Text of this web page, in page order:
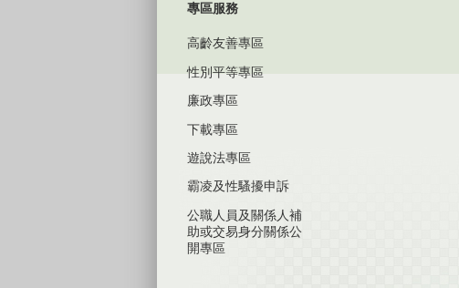
專區服務
高齡友善專區
性別平等專區
廉政專區
下載專區
遊說法專區
霸凌及性騷擾申訴
公職人員及關係人補
助或交易身分關係公
開專區